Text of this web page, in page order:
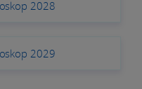
2028
2029